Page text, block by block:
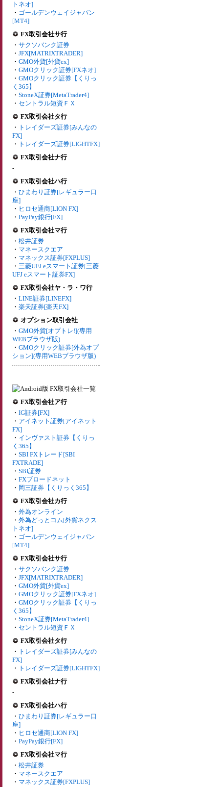
トネオ]
・ ゴールデンウェイジャパン
[MT4]
FX取引会社サ行
・ サクソバンク証券
・ JFX[MATRIXTRADER]
・ GMO外貨[外貨ex]
・ GMOクリック証券[FXネオ]
・ GMOクリック証券【くりっ
く365】
・ StoneX証券[MetaTrader4]
・ セントラル短資ＦＸ
FX取引会社タ行
・ トレイダーズ証券[みんなの
FX]
・ トレイダーズ証券[LIGHTFX]
FX取引会社ナ行
-
FX取引会社ハ行
・ ひまわり証券[レギュラー口
座]
・ ヒロセ通商[LION FX]
・ PayPay銀行[FX]
FX取引会社マ行
・ 松井証券
・ マネースクエア
・ マネックス証券[FXPLUS]
・ 三菱UFJ eスマート証券[三菱
UFJ eスマート証券FX]
FX取引会社ヤ・ラ・ワ行
・ LINE証券[LINEFX]
・ 楽天証券[楽天FX]
オプション取引会社
・ GMO外貨[オプトレ!](専用
WEBブラウザ版)
・ GMOクリック証券[外為オプ
ション](専用WEBブラウザ版)
FX取引会社ア行
・ IG証券[FX]
・ アイネット証券[アイネット
FX]
・ インヴァスト証券【くりっ
く365】
・ SBI FXトレード[SBI
FXTRADE]
・ SBI証券
・ FXブロードネット
・ 岡三証券【くりっく365】
FX取引会社カ行
・ 外為オンライン
・ 外為どっとコム[外貨ネクス
トネオ]
・ ゴールデンウェイジャパン
[MT4]
FX取引会社サ行
・ サクソバンク証券
・ JFX[MATRIXTRADER]
・ GMO外貨[外貨ex]
・ GMOクリック証券[FXネオ]
・ GMOクリック証券【くりっ
く365】
・ StoneX証券[MetaTrader4]
・ セントラル短資ＦＸ
FX取引会社タ行
・ トレイダーズ証券[みんなの
FX]
・ トレイダーズ証券[LIGHTFX]
FX取引会社ナ行
-
FX取引会社ハ行
・ ひまわり証券[レギュラー口
座]
・ ヒロセ通商[LION FX]
・ PayPay銀行[FX]
FX取引会社マ行
・ 松井証券
・ マネースクエア
・ マネックス証券[FXPLUS]